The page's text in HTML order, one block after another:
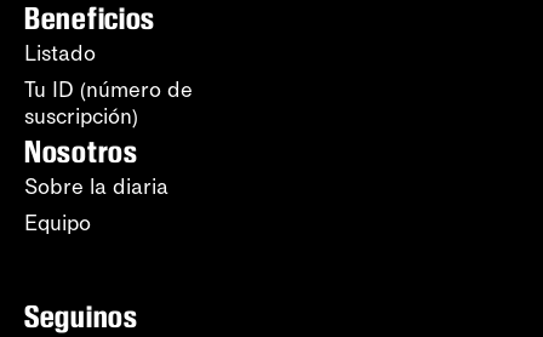
Beneficios
Listado
Tu ID (número de
suscripción)
Nosotros
Sobre la diaria
Equipo
Seguinos